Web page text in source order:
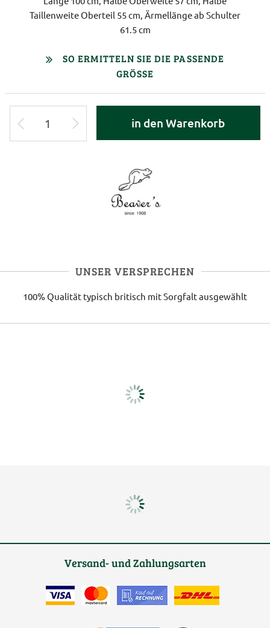
Taillenweite Oberteil 55 cm, Ärmellänge ab Schulter
61.5 cm
SO ERMITTELN SIE DIE PASSENDE
GRÖSSE
in den Warenkorb
UNSER VERSPRECHEN
100% Qualität typisch britisch mit Sorgfalt ausgewählt
Versand- und Zahlungsarten